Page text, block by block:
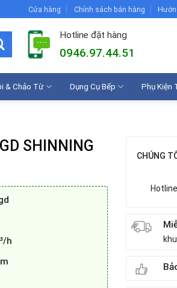
Cửa hàng Chính sách bán hàng
Hotline đặt hàng
0946.97.44.51
& Chảo Từ Dụng Cụ Bếp Phụ Kiện
SHINNING
h
CHÚNG